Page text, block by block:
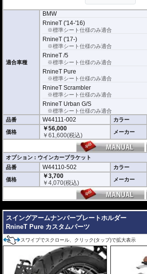
※純正ウインカー用ステー付属
※LEDナンバープレートライト付属
※標準シートのみ取り付け可能。純正オプションの
※取付保証はノーマル車両に対してのみとなります
などで加工の必要可否などはお答えすることができ
にご判断下さい。
※車検適合
ナンバープレートの取付角度の調節が可能ですが、
なることはありません。
国土交通省自動車局自動車情報課 及び 整備課に確認
オプションにウインカーブラケットをご用意
汎用リアウインカー（取り付けボルト径がM5）を取
車検対応 世界最小ウインカーであるKellermann/ケラ
mbus S、micro S等の設置がスマートに行なえます。
適合車種
BMW
RnineT ('14-'16)
※標準シート仕様のみ適合
RnineT ('17-)
※標準シート仕様のみ適合
RnineT /5
※標準シート仕様のみ適合
RnineT Pure
※標準シート仕様のみ適合
RnineT Scrambler
※標準シート仕様のみ適合
RnineT Urban G/S
※標準シート仕様のみ適合
品番
W44111-002 カラー
価格
￥56,000
￥61,600(税込) メーカー
オプション : ウインカーブラケット
品番
W44110-502 カラー
価格
￥3,700
￥4,070(税込) メーカー
スイングアームナンバープレートホルダー
RnineT Pure カスタムパーツ
スワイプでスクロール、クリック(タップ)で拡大表示